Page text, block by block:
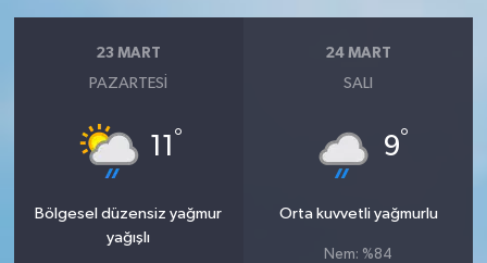
23 MART
PAZARTESI
11 °
Bölgesel düzensiz yağmur
yağışlı
24 MART
SALI
9°
Orta kuvvetli yağmurlu
Nem: %84